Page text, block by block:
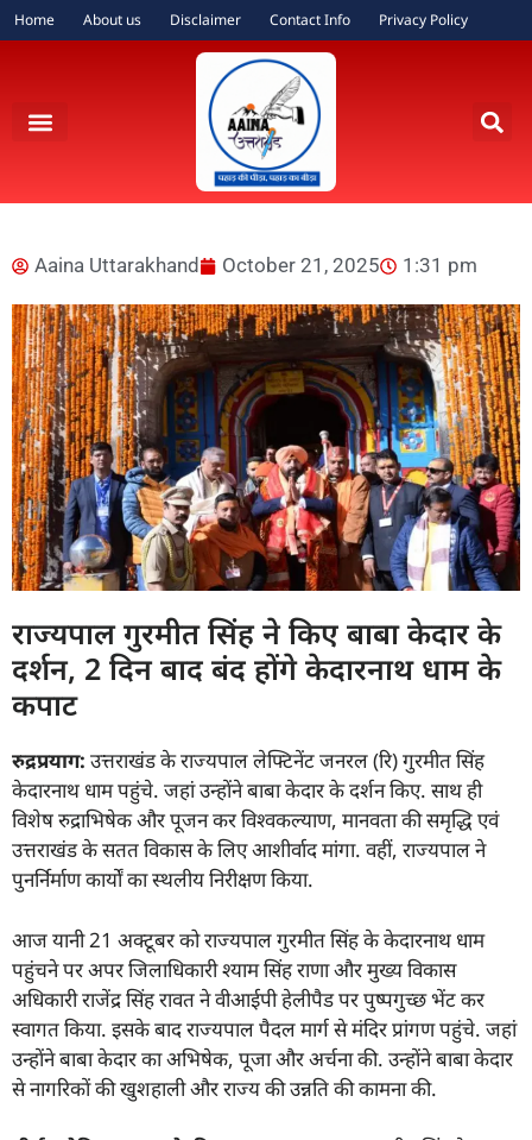
Home About us Disclaimer Contact Info Privacy Policy
Aaina Uttarakhand October 21, 2025 1:31 pm
राज्यपाल गुरमीत सिंह ने किए बाबा केदार के
दर्शन, 2 दिन बाद बंद होंगे केदारनाथ धाम के
कपाट
रुद्रप्रयाग: उत्तराखंड के राज्यपाल लेफ्टिनेंट जनरल (रि) गुरमीत सिंह
केदारनाथ धाम पहुंचे. जहां उन्होंने बाबा केदार के दर्शन किए. साथ ही
विशेष रुद्राभिषेक और पूजन कर विश्वकल्याण, मानवता की समृद्धि एवं
उत्तराखंड के सतत विकास के लिए आशीर्वाद मांगा. वहीं, राज्यपाल ने
पुनर्निर्माण कार्यों का स्थलीय निरीक्षण किया.
आज यानी 21 अक्टूबर को राज्यपाल गुरमीत सिंह के केदारनाथ धाम
पहुंचने पर अपर जिलाधिकारी श्याम सिंह राणा और मुख्य विकास
अधिकारी राजेंद्र सिंह रावत ने वीआईपी हेलीपैड पर पुष्पगुच्छ भेंट कर
स्वागत किया. इसके बाद राज्यपाल पैदल मार्ग से मंदिर प्रांगण पहुंचे. जहां
उन्होंने बाबा केदार का अभिषेक, पूजा और अर्चना की. उन्होंने बाबा केदार
से नागरिकों की खुशहाली और राज्य की उन्नति की कामना की.